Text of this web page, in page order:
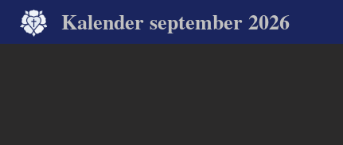
Kalender september 2026